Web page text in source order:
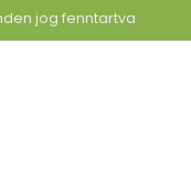
jog fenntartva